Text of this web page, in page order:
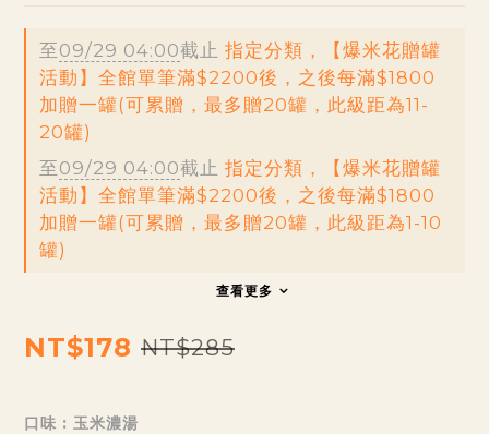
至09/29 04:00截止 指定分類，【爆米花贈罐
活動】全館單筆滿$2200後，之後每滿$1800
加贈一罐(可累贈，最多贈20罐，此級距為11-
20罐)
至09/29 04:00截止 指定分類，【爆米花贈罐
活動】全館單筆滿$2200後，之後每滿$1800
加贈一罐(可累贈，最多贈20罐，此級距為1-10
罐)
查看更多
NT$178 NT$285
口味 : 玉米濃湯